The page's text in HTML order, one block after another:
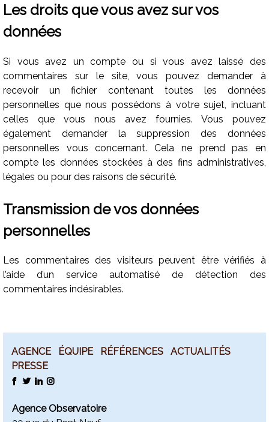
Les droits que vous avez sur vos
données
Si vous avez un compte ou si vous avez laissé des
commentaires sur le site, vous pouvez demander à
recevoir un fichier contenant toutes les données
personnelles que nous possédons à votre sujet, incluant
celles que vous nous avez fournies. Vous pouvez
également demander la suppression des données
personnelles vous concernant. Cela ne prend pas en
compte les données stockées à des fins administratives,
légales ou pour des raisons de sécurité.
Transmission de vos données
personnelles
Les commentaires des visiteurs peuvent être vérifiés à
l’aide d’un service automatisé de détection des
commentaires indésirables.
Agence Observatoire
AGENCE ÉQUIPE RÉFÉRENCES
ACTUALITÉS
PRESSE
FACEBOOK